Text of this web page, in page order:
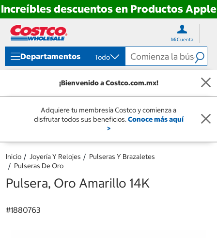
Increíbles descuentos en Productos Apple
directo
contenido
directo
menú
navegación
Mi Cuenta
Departamentos Todo
¡Bienvenido a Costco.com.mx!
Adquiere tu membresía Costco y comienza a
disfrutar todos sus beneficios.Conoce más aquí
>
Inicio Joyería Y Relojes
Pulseras Y Brazaletes
Pulseras De Oro
Pulsera, Oro Amarillo 14K
#1880763